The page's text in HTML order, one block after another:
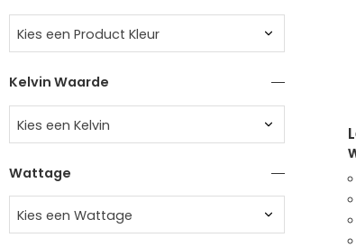
led floodlight amal | ip65
Kies een Product Kleur
Kelvin Waarde
Kies een Kelvin
Wattage
Kies een Wattage